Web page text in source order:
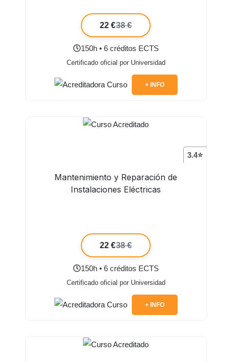
22 €38 €
150h • 6 créditos ECTS
Certificado oficial por Universidad
+ INFO
3.4⭐
Mantenimiento y Reparación de
Instalaciones Eléctricas
22 €38 €
150h • 6 créditos ECTS
Certificado oficial por Universidad
+ INFO